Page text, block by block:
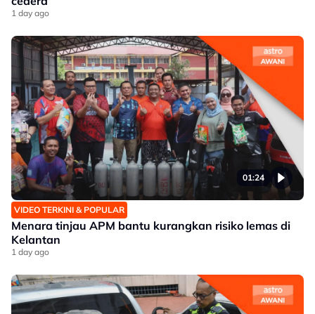
1 day ago
01:24
VIDEO TERKINI & POPULAR
Menara tinjau APM bantu kurangkan risiko lemas di
Kelantan
1 day ago